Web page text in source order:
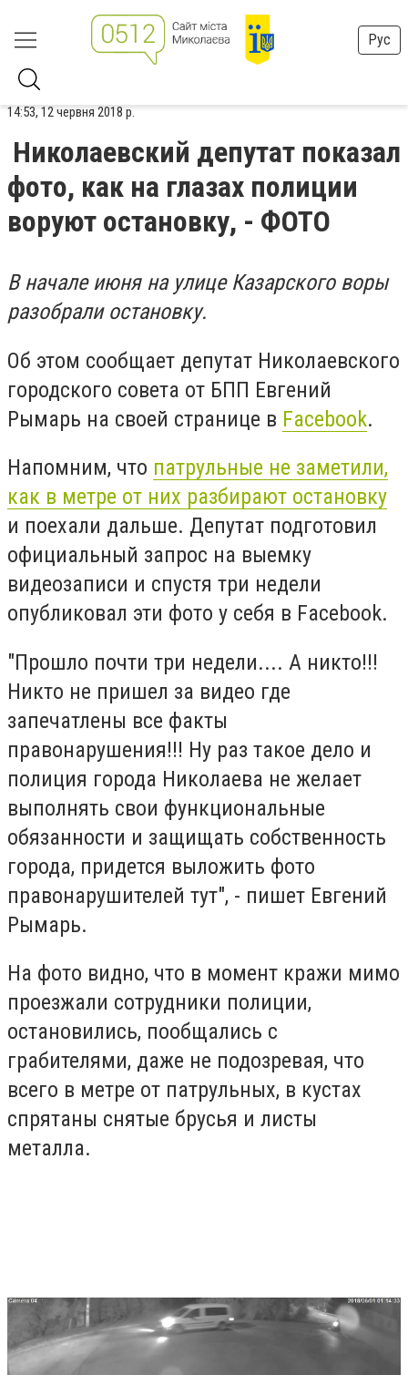
Рус
14:53, 12 червня 2018 р.
Николаевский депутат показал
фото, как на глазах полиции
воруют остановку, - ФОТО
В начале июня на улице Казарского воры
разобрали остановку.
Об этом сообщает депутат Николаевского
городского совета от БПП Евгений
Рымарь на своей странице в Facebook.
Напомним, что патрульные не заметили,
как в метре от них разбирают остановку
и поехали дальше. Депутат подготовил
официальный запрос на выемку
видеозаписи и спустя три недели
опубликовал эти фото у себя в Facebook.
"Прошло почти три недели.... А никто!!!
Никто не пришел за видео где
запечатлены все факты
правонарушения!!! Ну раз такое дело и
полиция города Николаева не желает
выполнять свои функциональные
обязанности и защищать собственность
города, придется выложить фото
правонарушителей тут", - пишет Евгений
Рымарь.
На фото видно, что в момент кражи мимо
проезжали сотрудники полиции,
остановились, пообщались с
грабителями, даже не подозревая, что
всего в метре от патрульных, в кустах
спрятаны снятые брусья и листы
металла.